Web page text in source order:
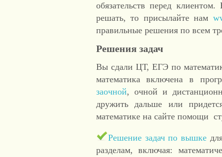
обязательств перед
решать, то присылайте нам
правильные решения по всем
Решения задач
Вы сдали ЦТ, ЕГЭ по
математика включена в
заочной, очной и
дружить дальше или
математике на сайте помощи
Решение задач по вышке
разделам, включая: